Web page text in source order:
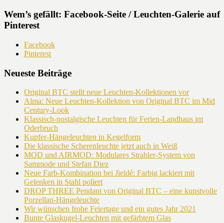
Wem’s gefällt: Facebook-Seite / Leuchten-Galerie auf
Pinterest
Facebook
Pinterest
Neueste Beiträge
Original BTC stellt neue Leuchten-Kollektionen vor
Alma: Neue Leuchten-Kollektion von Original BTC im Mid
Century-Look
Klassisch-nostalgische Leuchten für Ferien-Landhaus im
Oderbruch
Kupfer-Hängeleuchten in Kegelform
Die klassische Scherenleuchte jetzt auch in Weiß
MOD und AIRMOD: Modulares Strahler-System von
Sammode und Stefan Diez
Neue Farb-Kombination bei Jieldé: Farbig lackiert mit
Gelenken in Stahl poliert
DROP THREE Pendant von Original BTC – eine kunstvolle
Porzellan-Hängeleuchte
Wir wünschen frohe Feiertage und ein gutes Jahr 2021
Bunte Glaskugel-Leuchten mit gefärbtem Glas